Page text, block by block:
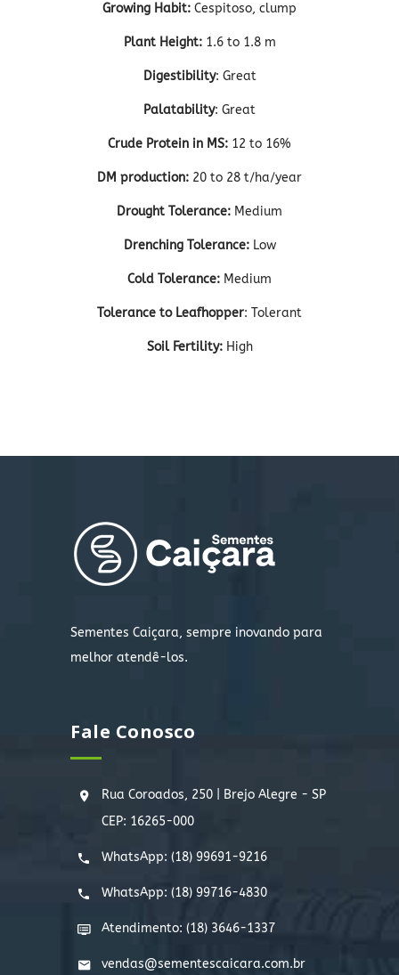
Growing Habit: Cespitoso, clump
Plant Height:1.6 to 1.8 m
Digestibility: Great
Palatability: Great
Crude Protein in MS: 12 to 16%
DM production: 20 to 28 t/ha/year
Drought Tolerance: Medium
Drenching Tolerance:Low
Cold Tolerance: Medium
Tolerance to Leafhopper: Tolerant
Soil Fertility:High
Sementes Caiçara, sempre inovando para
melhor atendê-los.
Fale Conosco
Rua Coroados, 250 | Brejo Alegre - SP
CEP: 16265-000
WhatsApp: (18) 99691-9216
WhatsApp: (18) 99716-4830
Atendimento: (18) 3646-1337
vendas@sementescaicara.com.br